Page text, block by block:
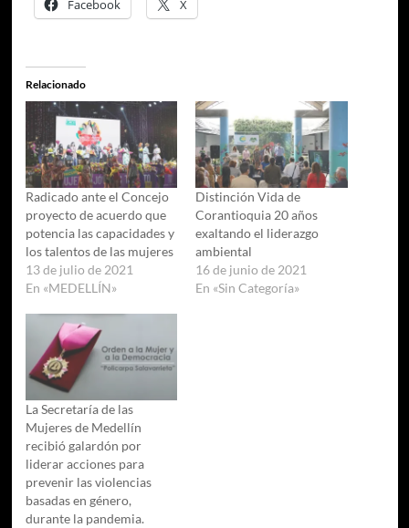
Facebook X
Relacionado
Radicado ante el Concejo
proyecto de acuerdo que
potencia las capacidades y
los talentos de las mujeres
13 de julio de 2021
En «MEDELLÍN»
Distinción Vida de
Corantioquia 20 años
exaltando el liderazgo
ambiental
16 de junio de 2021
En «Sin Categoría»
La Secretaría de las
Mujeres de Medellín
recibió galardón por
liderar acciones para
prevenir las violencias
basadas en género,
durante la pandemia.